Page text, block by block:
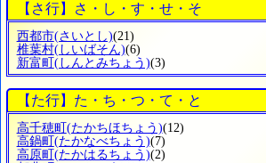
【さ行】さ・し・す・せ・そ
西都市(さいとし)(21)
椎葉村(しいばそん)(6)
新富町 (しんとみちょう)(3)
【た行】た・ち・つ・て・と
高千穂町 (たかちほちょう)(12)
高鍋町 (たかなべちょう)(7)
高原町 (たかはるちょう)(2)